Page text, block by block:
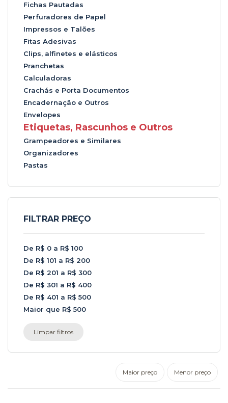
Fichas Pautadas
Perfuradores de Papel
Impressos e Talões
Fitas Adesivas
Clips, alfinetes e elásticos
Pranchetas
Calculadoras
Crachás e Porta Documentos
Encadernação e Outros
Envelopes
Etiquetas, Rascunhos e Outros
Grampeadores e Similares
Organizadores
Pastas
FILTRAR PREÇO
De R$ 0 a R$ 100
De R$ 101 a R$ 200
De R$ 201 a R$ 300
De R$ 301 a R$ 400
De R$ 401 a R$ 500
Maior que R$ 500
Limpar filtros
Maior preço Menor preço